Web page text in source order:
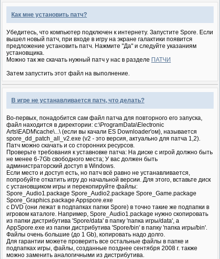
Как мне установить патч?
Убедитесь, что компьютер подключен к интернету. Запустите Spore. Если
вышел новый патч, при входе в игру на экране галактики появится
предложение установить патч. Нажмите "Да" и следуйте указаниям
установщика.
Можно так же скачать нужный патч у нас в разделе ПАТЧИ
Затем запустить этот файл на выполнение.
В игре не устанавливается патч, что делать?
Во-первых, понадобится сам файл патча для повторного его запуска,
файл находится в директории: c:\ProgramData\Electronic
Arts\EADM\cache\...\ (если вы качали ES Downloader'ом), называется
spore_dd_patch_all_v2.exe (v2 - это версия, актуально для патча 1,2).
Патч можно скачать и со сторонних ресурсов.
Проверьте требования к уставновке патча: На диске с игрой должно быть
не менее 6-7Gb свободного места; У вас должен быть
администраторский доступ в Windows.
Если место и доступ есть, но патч всё равно не устанавливается,
попробуйте откатить игру до начальной версии. Для этого, вставьте диск
с установщиком игры и перекопируйте файлы:
Spore_Audio1.package Spore_Audio2.package Spore_Game.package
Spore_Graphics.package Appspore.exe
с DVD (они лежат в подпапках папки Spore) в точно такие же подпапки в
игровом каталоге. Например, Spore_Audio1.package нужно скопировать
из папки дистрибутива 'Spore/data' в папку 'папка игры/data', а
AppSpore.exe из папки дистрибутива 'Spore/bin' в папку 'папка игры/bin'.
Файлы очень большие (до 1 Gb), копировать надо долго.
Для гарантии можете проверить все остальные файлы в папке и
подпапках игры, файлы, созданные позднее сентября 2008 г. также
можно заменить аналогичными из дистрибутива.